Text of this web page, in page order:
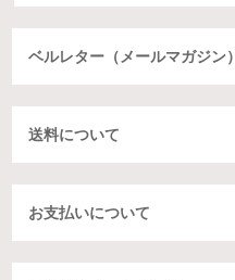
ベルレター（メールマガジン）
送料について
お支払いについて